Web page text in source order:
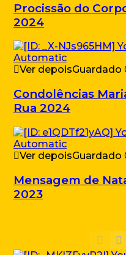
Procissão do
2024
Ver depoisGuardado
Condolências
Rua 2024
Ver depoisGuardado
Mensagem de
2023